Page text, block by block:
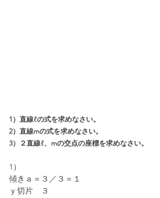
1）直線ℓの式を求めなさい。
2）直線mの式を求めなさい。
3）２直線ℓ、mの交点の座標を求めなさい。
1）
傾きａ＝３／３＝１
ｙ切片　３